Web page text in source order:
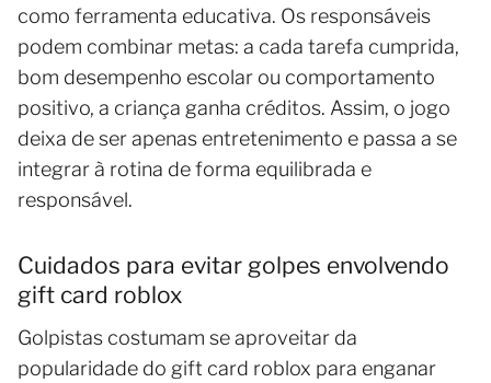
como ferramenta educativa. Os responsáveis
podem combinar metas: a cada tarefa cumprida,
bom desempenho escolar ou comportamento
positivo, a criança ganha créditos. Assim, o jogo
deixa de ser apenas entretenimento e passa a se
integrar à rotina de forma equilibrada e
responsável.
Cuidados para evitar golpes envolvendo
gift card roblox
Golpistas costumam se aproveitar da
popularidade do gift card roblox para enganar